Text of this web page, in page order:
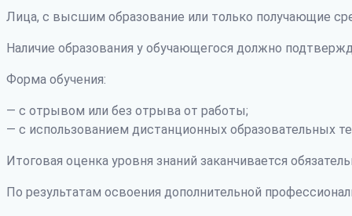
Лица, с высшим образование или только получающие
Наличие образования у обучающегося должно
Форма обучения:
— с отрывом или без отрыва от работы;
— с использованием дистанционных образовательных
Итоговая оценка уровня знаний заканчивается
По результатам освоения дополнительной